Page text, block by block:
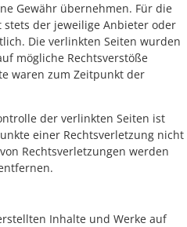
Gewähr übernehmen. Für die
der jeweilige Anbieter oder
Die verlinkten Seiten wurden
mögliche Rechtsverstöße
waren zum Zeitpunkt der
der verlinkten Seiten ist
einer Rechtsverletzung nicht
Rechtsverletzungen werden
Inhalte und Werke auf